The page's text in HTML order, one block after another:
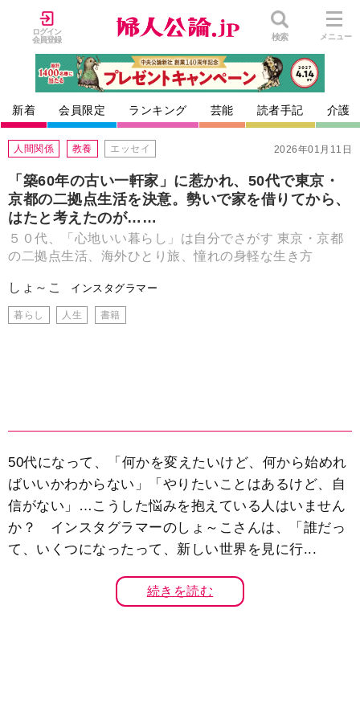
ログイン
会員登録
検索 メニュー
新着 会員限定 ランキング 芸能 読者手記 介護
2026年01月11日
人間関係 教養 エッセイ
「築60年の古い一軒家」に惹かれ、50代で東京・
京都の二拠点生活を決意。勢いで家を借りてから、
はたと考えたのが……
５０代、「心地いい暮らし」は自分でさがす 東京・京都
の二拠点生活、海外ひとり旅、憧れの身軽な生き方
しょ～こ インスタグラマー
暮らし 人生 書籍
50代になって、「何かを変えたいけど、何から始めれ
ばいいかわからない」「やりたいことはあるけど、自
信がない」…こうした悩みを抱えている人はいません
か？ インスタグラマーのしょ～こさんは、「誰だっ
て、いくつになったって、新しい世界を見に行...
続きを読む